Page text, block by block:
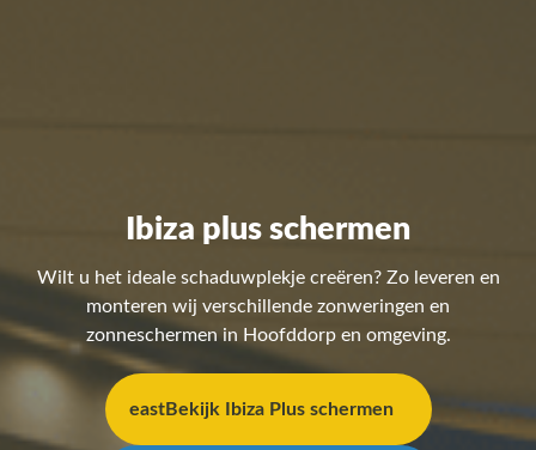
Ibiza plus schermen
Wilt u het ideale schaduwplekje creëren? Zo leveren en
monteren wij verschillende zonweringen en
zonneschermen in Hoofddorp en omgeving.
eastBekijk Ibiza Plus schermen